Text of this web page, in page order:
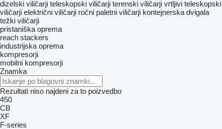
dizelski viličarji teleskopski viličarji terenski viličarji vrtljivi teleskopski
viličarji električni viličarji ročni paletni viličarji kontejnerska dvigala
težki viličarji
pristaniška oprema
reach stackers
industrijska oprema
kompresorji
mobilni kompresorji
Znamka
Rezultati niso najdeni za to poizvedbo
450
CB
XF
F-series